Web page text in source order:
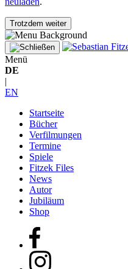
Trotzdem weiter
Menü
DE
|
EN
Startseite
Bücher
Verfilmungen
Termine
Spiele
Fitzek Files
News
Autor
Jubiläum
Shop